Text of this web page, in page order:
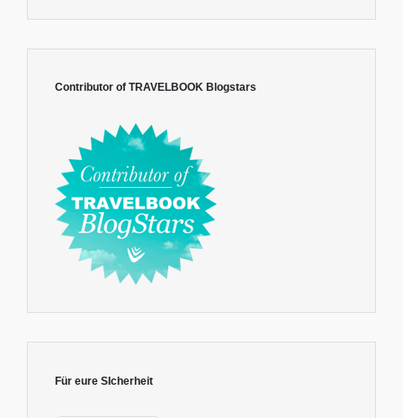
Contributor of TRAVELBOOK Blogstars
Für eure SIcherheit